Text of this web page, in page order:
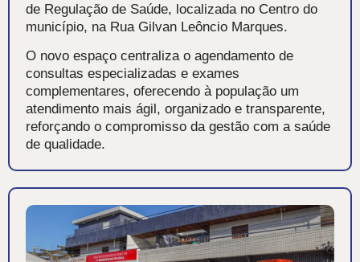
de Regulação de Saúde, localizada no Centro do
município, na Rua Gilvan Leôncio Marques.
O novo espaço centraliza o agendamento de
consultas especializadas e exames
complementares, oferecendo à população um
atendimento mais ágil, organizado e transparente,
reforçando o compromisso da gestão com a saúde
de qualidade.